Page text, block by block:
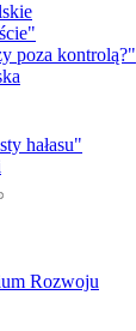
poza kontrolą?"
hałasu"
Rozwoju